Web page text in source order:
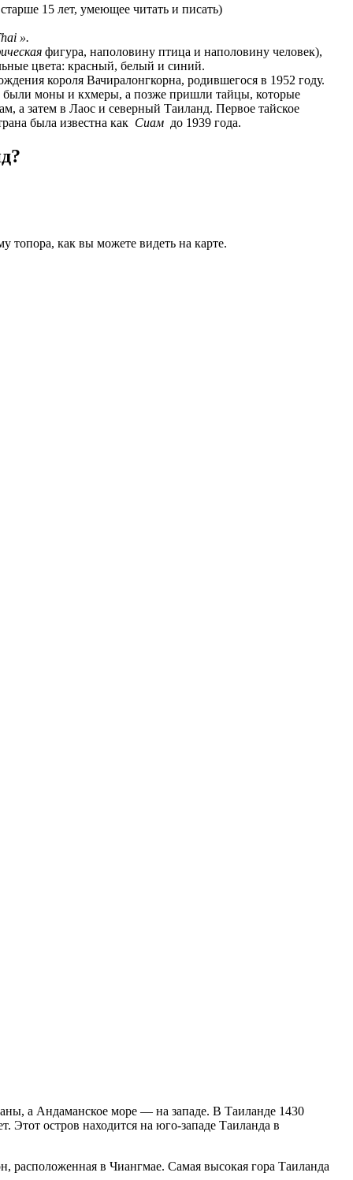
15 лет, умеющее читать и писать)
».
фигура, наполовину птица и наполовину человек),
цвета: красный, белый и синий.
короля Вачиралонгкорна, родившегося в 1952 году.
моны и кхмеры, а позже пришли тайцы, которые
а затем в Лаос и северный Таиланд. Первое тайское
была известна как Сиам до 1939 года.
топора, как вы можете видеть на карте.
а Андаманское море — на западе. В Таиланде 1430
остров находится на юго-западе Таиланда в
в Чиангмае. Самая высокая гора Таиланда